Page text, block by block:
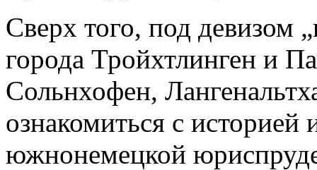
Сверх того, под девизом
города Тройхтлинген и
Сольнхофен,
oзнакомиться с
южнонемецкой